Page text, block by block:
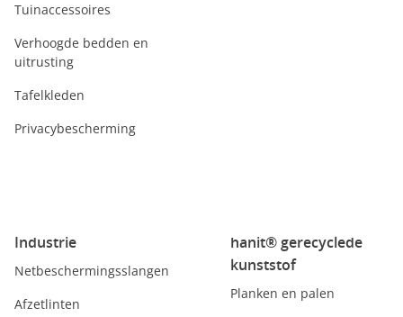
Tuinaccessoires
Verhoogde bedden en
uitrusting
Tafelkleden
Privacybescherming
Industrie
Netbeschermingsslangen
Afzetlinten
hanit® gerecyclede
kunststof
Planken en palen